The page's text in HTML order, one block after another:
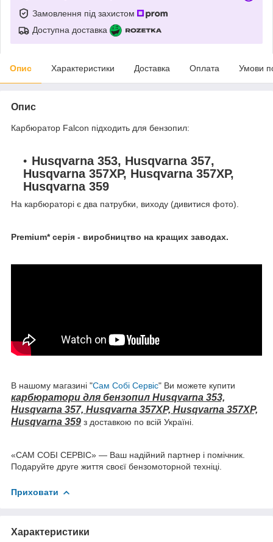
Замовлення під захистом
Доступна доставка
Опис Характеристики Доставка Оплата Умови
Опис
Карбюратор Falcon підходить для бензопил:
Husqvarna 353, Husqvarna 357,
Husqvarna 357XP, Husqvarna 357XP,
Husqvarna 359
На карбюраторі є два патрубки, виходу (дивитися фото).
Premium* серія - виробництво на кращих заводах.
В нашому магазині "Сам Собі Сервіс" Ви можете купити
карбюратори для бензопил Husqvarna 353,
Husqvarna 357, Husqvarna 357XP, Husqvarna 357XP,
Husqvarna 359 з доставкою по всій Україні.
«САМ СОБІ СЕРВІС» — Ваш надійний партнер і помічник.
Подаруйте друге життя своєї бензомоторной техніці.
Приховати
Характеристики